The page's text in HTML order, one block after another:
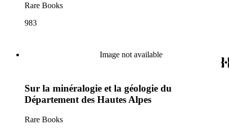
Rare Books
983
Image not available
Sur la minéralogie et la géologie du
Département des Hautes Alpes
Rare Books